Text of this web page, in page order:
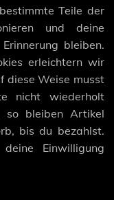
Teile der
und deine
bleiben.
erleichtern wir
diese Weise musst
nicht wiederholt
so bleiben Artikel
bis du bezahlst.
Einwilligung